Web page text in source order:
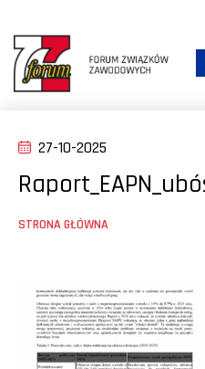
27-10-2025
STRONA GŁÓWNA